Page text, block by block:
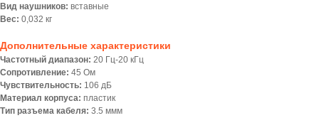
Вид наушников: вставные
Вес: 0,032 кг
Дополнительные характеристики
Частотный диапазон: 20 Гц-20 кГц
Сопротивление: 45 Ом
Чувствительность: 106 дБ
Материал корпуса: пластик
Тип разъема кабеля: 3.5 ммм